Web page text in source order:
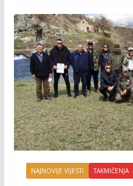
NAJNOVIJE VIJESTI TAKMIČENJA